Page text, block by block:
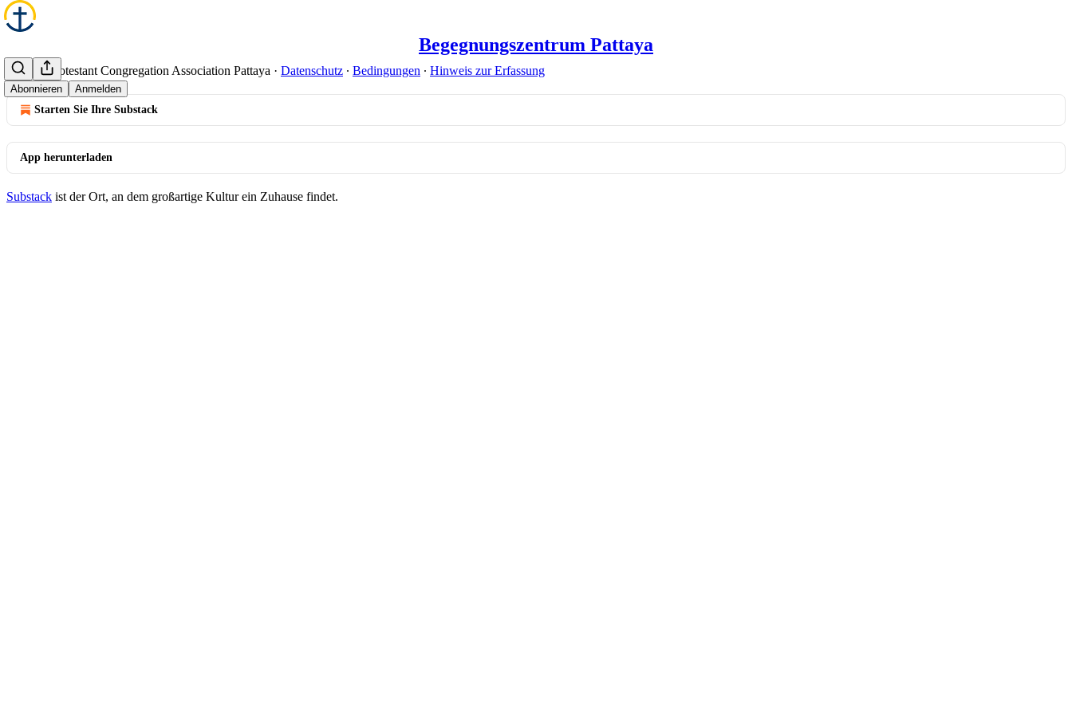
Begegnungszentrum Pattaya
Abonnieren Anmelden
© 2026 Protestant Congregation Association Pattaya · Datenschutz ∙ Bedingungen ∙ Hinweis zur Erfassung
Starten Sie Ihre Substack
App herunterladen
Substack ist der Ort, an dem großartige Kultur ein Zuhause findet.